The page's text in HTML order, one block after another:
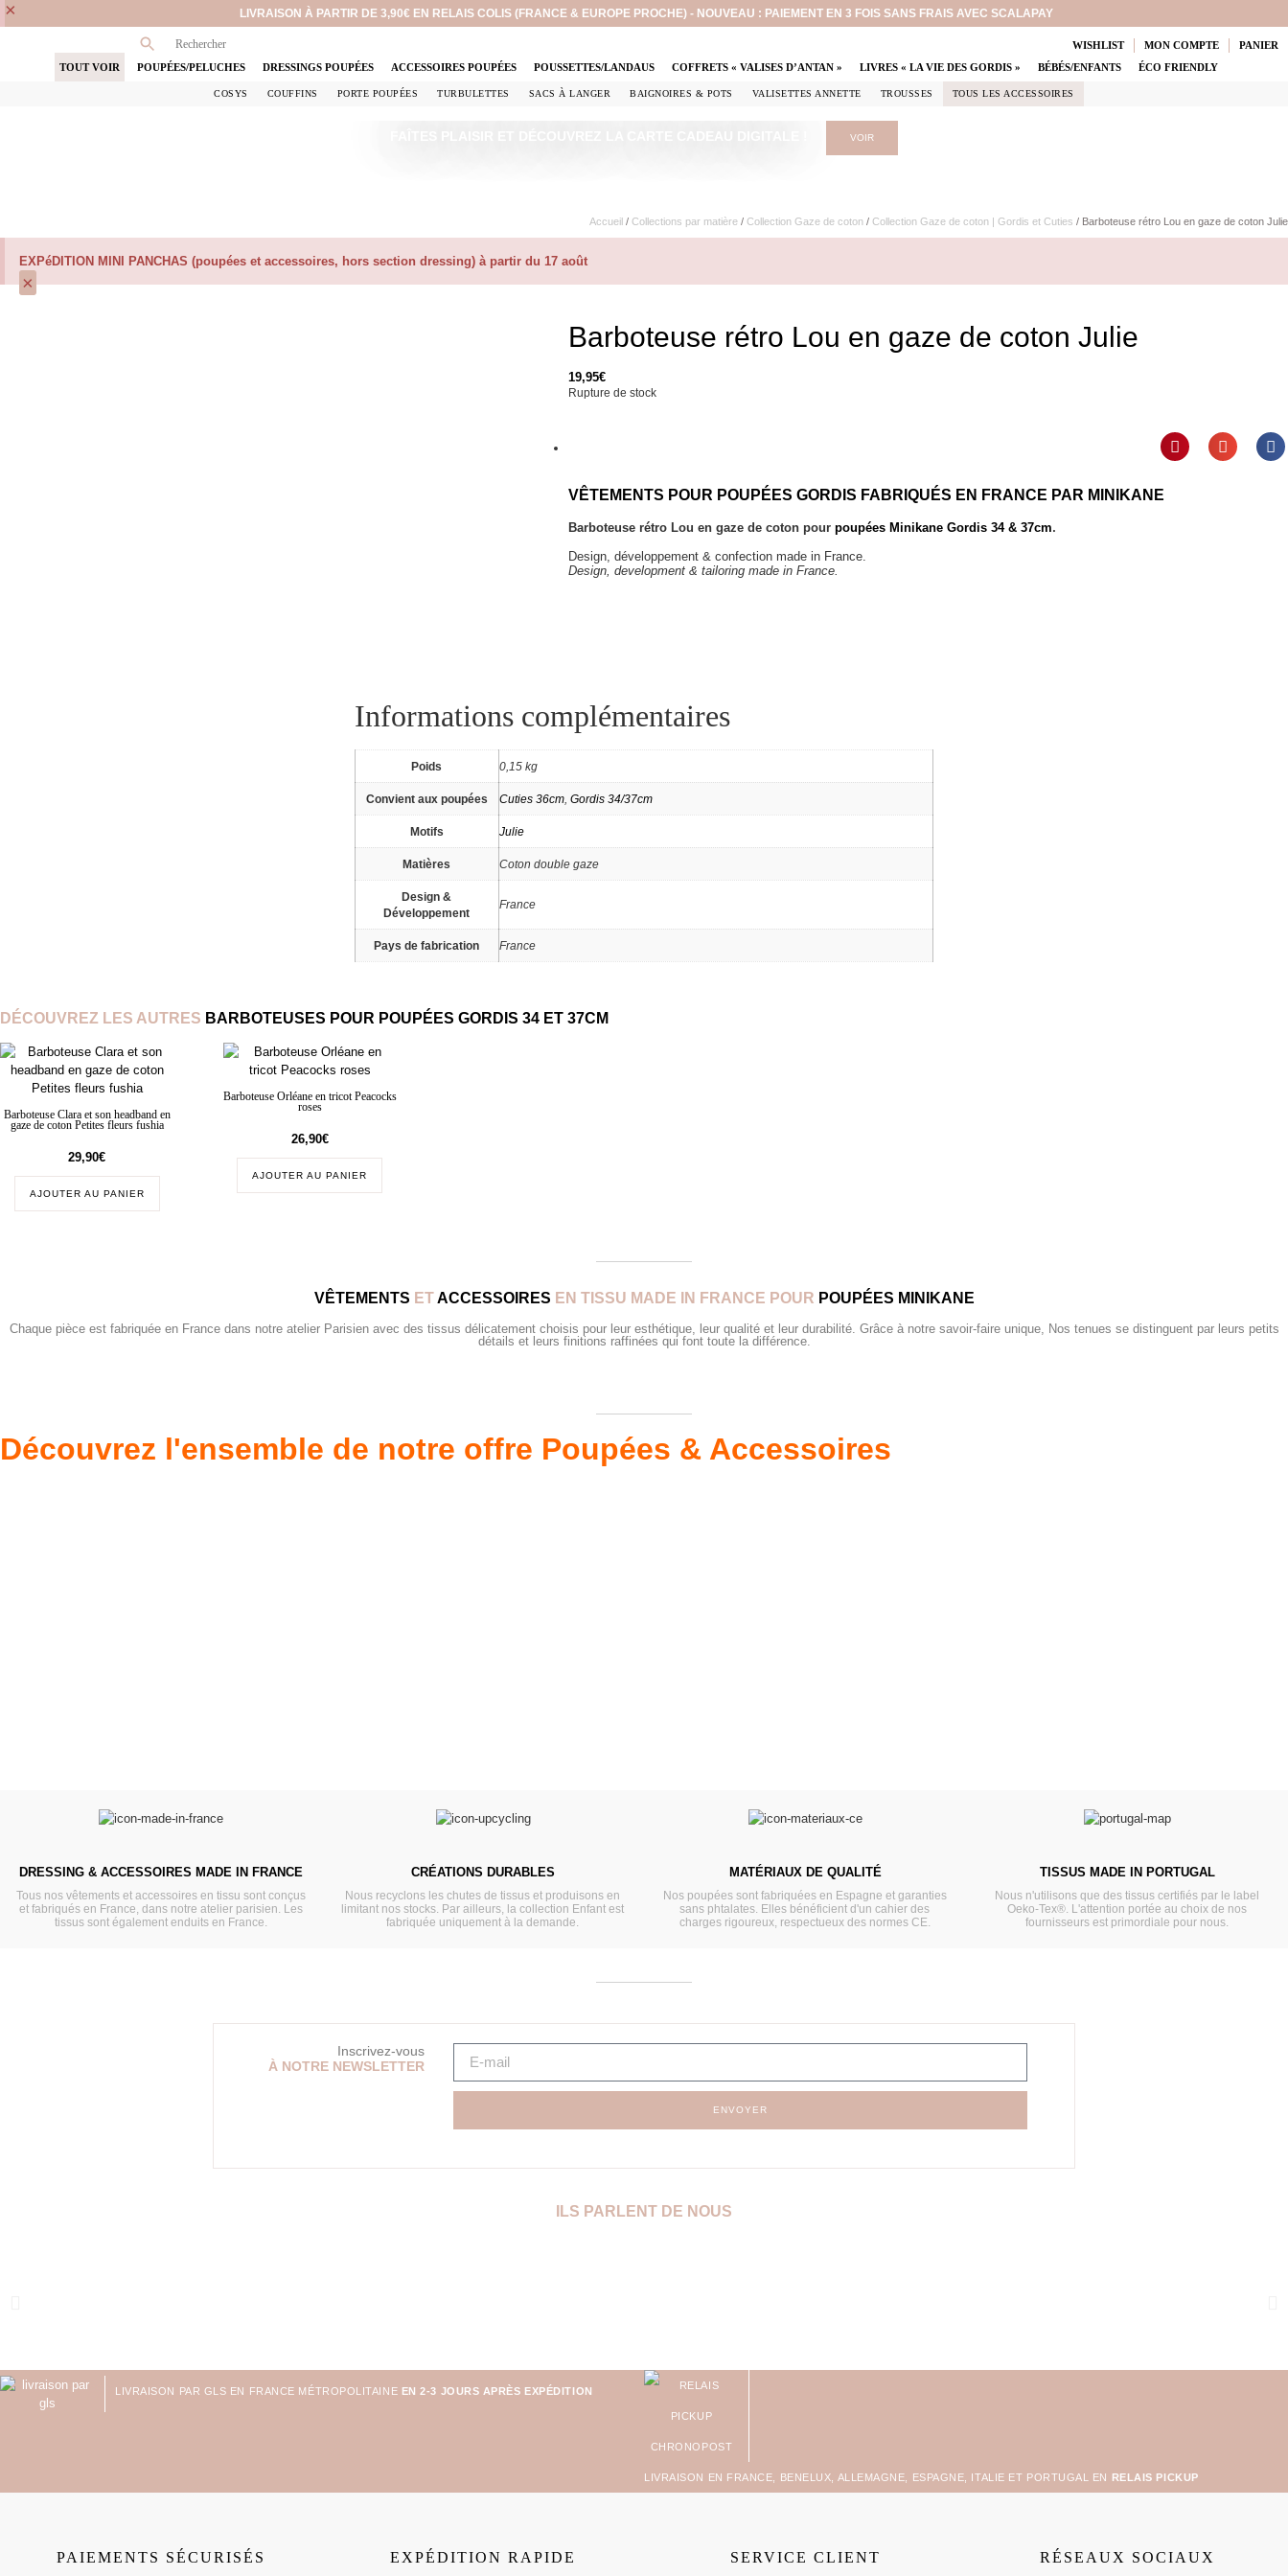
LIVRAISON À PARTIR DE 3,90€ EN RELAIS COLIS (FRANCE & EUROPE PROCHE) - NOUVEAU : PAIEMENT EN 3 FOIS SANS FRAIS AVEC SCALAPAY
×
WISHLIST MON COMPTE
PANIER
TOUT VOIR
POUPÉES/PELUCHES DRESSINGS POUPÉES ACCESSOIRES POUPÉES POUSSETTES/LANDAUS COFFRETS « VALISES D’ANTAN » LIVRES « LA VIE DES GORDIS » BÉBÉS/ENFANTS ÉCO FRIENDLY
COSYS COUFFINS PORTE POUPÉES TURBULETTES SACS À LANGER BAIGNOIRES & POTS VALISETTES ANNETTE TROUSSES TOUS LES ACCESSOIRES
VOIR
Accueil / Collections par matière / Collection Gaze de coton / Collection Gaze de coton | Gordis et Cuties / Barboteuse rétro Lou en gaze de coton Julie
EXPéDITION MINI PANCHAS (poupées et accessoires, hors section dressing) à partir du 17 août
×
Barboteuse rétro Lou en gaze de coton Julie
19,95€
Rupture de stock
VÊTEMENTS POUR POUPÉES GORDIS FABRIQUÉS EN FRANCE PAR MINIKANE
Barboteuse rétro Lou en gaze de coton pour poupées Minikane Gordis 34 & 37cm.
Design, développement & confection made in France.
Design, development & tailoring made in France.
Informations complémentaires
Poids 0,15 kg
Convient aux poupées Cuties 36cm, Gordis 34/37cm
Motifs Julie
Matières Coton double gaze
Design &
Développement
France
Pays de fabrication France
DÉCOUVREZ LES AUTRES BARBOTEUSES POUR POUPÉES GORDIS 34 ET 37CM
Barboteuse Clara et son headband en
gaze de coton Petites fleurs fushia
29,90€
AJOUTER AU PANIER
Barboteuse Orléane en tricot Peacocks
roses
26,90€
AJOUTER AU PANIER
VÊTEMENTS ETACCESSOIRES EN TISSU MADE IN FRANCE POUR POUPÉES MINIKANE
Chaque pièce est fabriquée en France dans notre atelier Parisien avec des tissus délicatement choisis pour leur esthétique, leur qualité et leur durabilité. Grâce à notre savoir-faire unique, Nos tenues se distinguent par leurs petits
détails et leurs finitions raffinées qui font toute la différence.
Découvrez l'ensemble de notre offre Poupées & Accessoires
DRESSING & ACCESSOIRES MADE IN FRANCE
Tous nos vêtements et accessoires en tissu sont conçus
et fabriqués en France, dans notre atelier parisien. Les
tissus sont également enduits en France.
CRÉATIONS DURABLES
Nous recyclons les chutes de tissus et produisons en
limitant nos stocks. Par ailleurs, la collection Enfant est
fabriquée uniquement à la demande.
MATÉRIAUX DE QUALITÉ
Nos poupées sont fabriquées en Espagne et garanties
sans phtalates. Elles bénéficient d'un cahier des
charges rigoureux, respectueux des normes CE.
TISSUS MADE IN PORTUGAL
Nous n'utilisons que des tissus certifiés par le label
Oeko-Tex®. L'attention portée au choix de nos
fournisseurs est primordiale pour nous.
Inscrivez-vous
À NOTRE NEWSLETTER
ENVOYER
ILS PARLENT DE NOUS
LIVRAISON PAR GLS EN FRANCE MÉTROPOLITAINE EN 2-3 JOURS APRÈS EXPÉDITION
LIVRAISON EN FRANCE, BENELUX, ALLEMAGNE, ESPAGNE, ITALIE ET PORTUGAL EN RELAIS PICKUP
PAIEMENTS SÉCURISÉS EXPÉDITION RAPIDE SERVICE CLIENT RÉSEAUX SOCIAUX